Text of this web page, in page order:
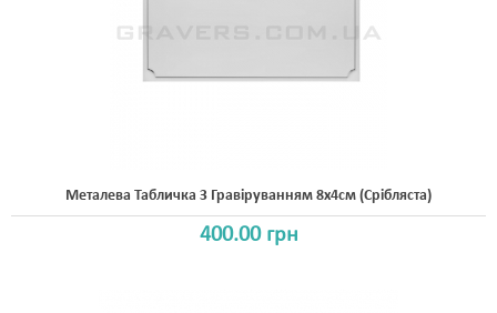
Металева Табличка З Гравіруванням 8x4см (срібляста)
400.00 грн